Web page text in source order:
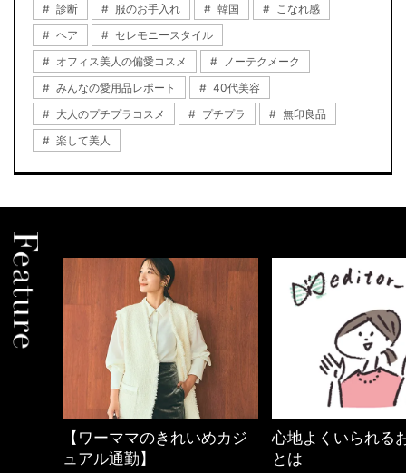
診断 服のお手入れ 韓国
こなれ感
ヘア
セレモニースタイル
オフィス美人の偏愛コスメ
ノーテクメーク
みんなの愛用品レポート
40代美容
大人のプチプラコスメ
プチプラ
無印良品
楽して美人
【ワーママのきれいめカジ
ュアル通勤】
心地よくいられる
とは